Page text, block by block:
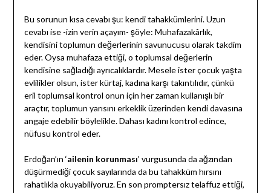
Bu sorunun kısa cevabı şu: kendi tahakkümlerini. Uzun
cevabı ise -izin verin açayım- şöyle: Muhafazakârlık,
kendisini toplumun değerlerinin savunucusu olarak takdim
eder. Oysa muhafaza ettiği, o toplumsal değerlerin
kendisine sağladığı ayrıcalıklardır. Mesele ister çocuk yaşta
evlilikler olsun, ister kürtaj, kadına karşı takıntılıdır, çünkü
eril toplumsal kontrol onun için her zaman kullanışlı bir
araçtır, toplumun yarısını erkeklik üzerinden kendi davasına
angaje edebilir böylelikle. Dahası kadını kontrol edince,
nüfusu kontrol eder.
Erdoğan’ın ‘ailenin korunması’ vurgusunda da ağzından
düşürmediği çocuk sayılarında da bu tahakküm hırsını
rahatlıkla okuyabiliyoruz. En son promptersız telaffuz ettiği,